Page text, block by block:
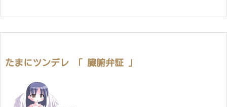
たまにツンデレ 「 臓腑弁証 」